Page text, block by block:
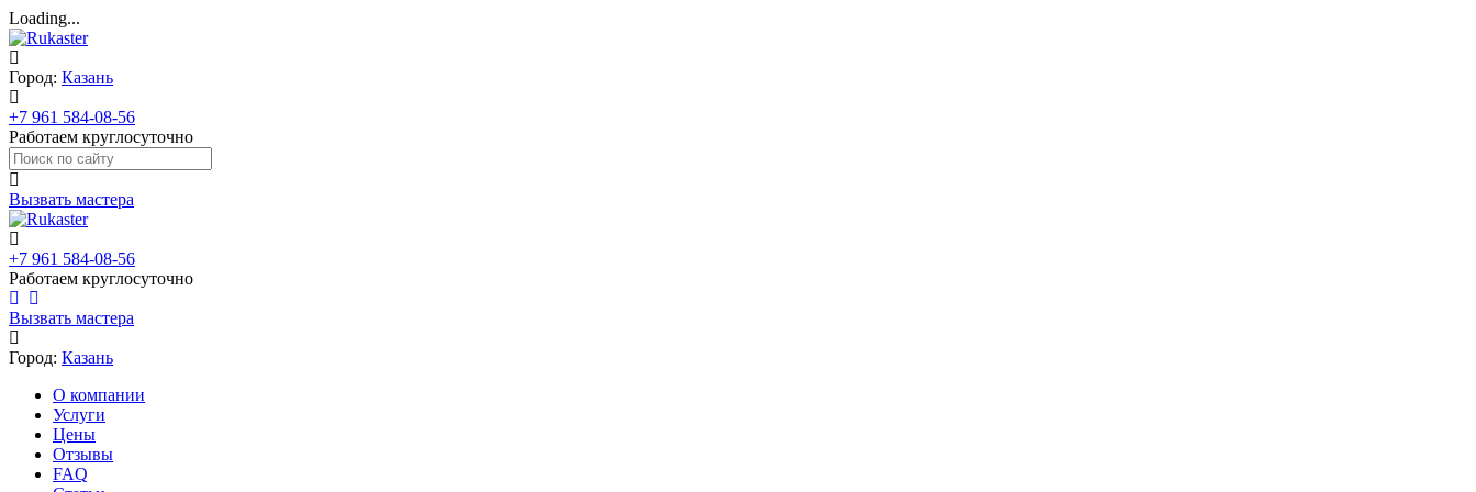
Loading...
Город: Казань
+7 961 584-08-56
Работаем круглосуточно
Вызвать мастера
+7 961 584-08-56
Работаем круглосуточно
Вызвать мастера
Город: Казань
О компании
Услуги
Цены
Отзывы
FAQ